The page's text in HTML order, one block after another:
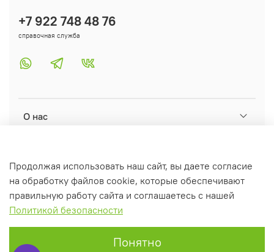
О нас
Информация
+7 922 748 48 76
справочная служба
Продолжая использовать наш сайт, вы даете согласие
на обработку файлов cookie, которые обеспечивают
правильную работу сайта и соглашаетесь с нашей
Политикой безопасности
Понятно